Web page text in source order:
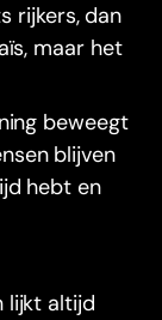
rijkers, dan
maar het
beweegt
blijven
hebt en
lijkt altijd